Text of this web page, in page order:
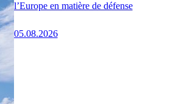
l’Europe en matière de défense
05.08.2026